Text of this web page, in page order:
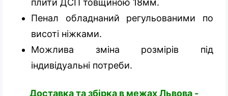
Пенал обладнаний регульованими по
висоті ніжками.
Можлива зміна розмірів під
індивідуальні потреби.
Доставка та збірка в межах Львова -